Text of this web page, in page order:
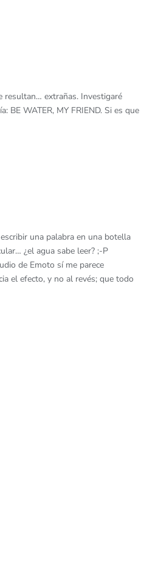
resultan… extrañas. Investigaré
BE WATER, MY FRIEND. Si es que
una palabra en una botella
¿el agua sabe leer? ;-P
de Emoto sí me parece
el efecto, y no al revés; que todo